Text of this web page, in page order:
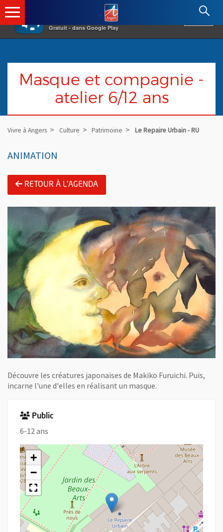
×
Gratuit - dans Google Play
Angers.fr : Retour à l'accueil
Masque et compagnie -
atelier 6/12 ans
Vivre à Angers Culture Patrimoine Le Repaire Urbain - RU
ANIMATION
RETOUR À L'AGENDA
Découvre les créatures japonaises de Makiko Furuichi. Puis,
incarne l'une d'elles en réalisant un masque.
Public
6-12 ans
+
−